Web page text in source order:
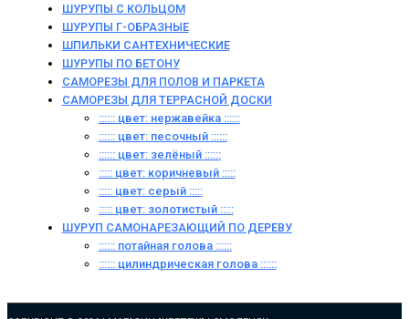
ШУРУПЫ С КОЛЬЦОМ
ШУРУПЫ Г-ОБРАЗНЫЕ
ШПИЛЬКИ САНТЕХНИЧЕСКИЕ
ШУРУПЫ ПО БЕТОНУ
САМОРЕЗЫ ДЛЯ ПОЛОВ И ПАРКЕТА
САМОРЕЗЫ ДЛЯ ТЕРРАСНОЙ ДОСКИ
:::::: цвет: нержавейка ::::::
:::::: цвет: песочный ::::::
:::::: цвет: зелёный ::::::
::::: цвет: коричневый :::::
::::: цвет: серый :::::
::::: цвет: золотистый :::::
ШУРУП САМОНАРЕЗАЮЩИЙ ПО ДЕРЕВУ
:::::: потайная голова ::::::
:::::: цилиндрическая голова ::::::